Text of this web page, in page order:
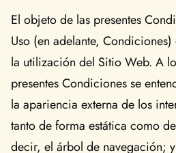
El objeto de las presentes
Uso (en adelante,
la utilización del Sitio Web. A
presentes Condiciones se
la apariencia externa de los
tanto de forma estática como
decir, el árbol de navegación;